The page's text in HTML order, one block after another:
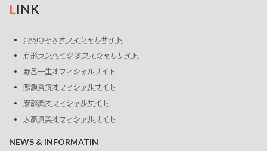
LINK
CASIOPEA オフィシャルサイト
有形ランペイジ オフィシャルサイト
野呂一生オフィシャルサイト
鳴瀬喜博オフィシャルサイト
安部潤オフィシャルサイト
大高清美オフィシャルサイト
NEWS & INFORMATIN